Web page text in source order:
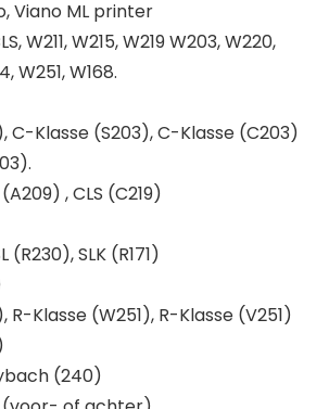
Viano ML printer
W211, W215, W219 W203, W220,
W251, W168.
C-Klasse (S203), C-Klasse (C203)
, CLS (C219)
(R230), SLK (R171)
R-Klasse (W251), R-Klasse (V251)
(240)